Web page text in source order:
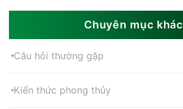
Chuyên mục khác
Câu hỏi thường gặp
Kiến thức phong thủy